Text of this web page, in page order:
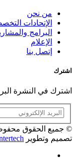
من نحن
الإتحادات
البرامج
الإعلام
إتصل بنا
اشترك
اشترك في النشرة
تصميم وتطوير